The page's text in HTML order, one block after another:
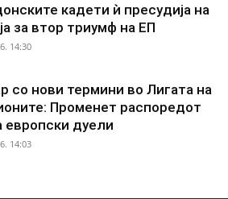
кадети ѝ пресудија на
за втор триумф на ЕП
14:30
со нови термини во Лигата на
Променет распоредот
европски дуели
14:03